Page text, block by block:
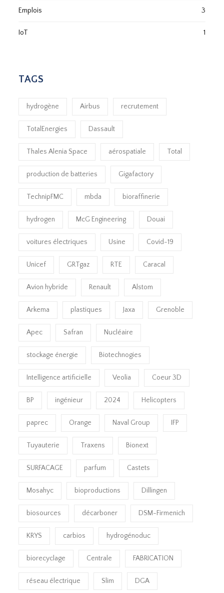
Emplois 3
IoT 1
TAGS
hydrogène Airbus recrutement
TotalEnergies Dassault
Thales Alenia Space aérospatiale Total
production de batteries Gigafactory
TechnipFMC mbda bioraffinerie
hydrogen McG Engineering Douai
voitures électriques Usine Covid-19
Unicef GRTgaz RTE Caracal
Avion hybride Renault Alstom
Arkema plastiques Jaxa Grenoble
Apec Safran Nucléaire
stockage énergie Biotechnogies
Intelligence artificielle Veolia Coeur 3D
BP ingénieur 2024 Helicopters
paprec Orange Naval Group IFP
Tuyauterie Traxens Bionext
SURFACAGE parfum Castets
Mosahyc bioproductions Dillingen
biosources décarboner DSM-Firmenich
KRYS carbios hydrogénoduc
biorecyclage Centrale FABRICATION
réseau électrique Slim DGA